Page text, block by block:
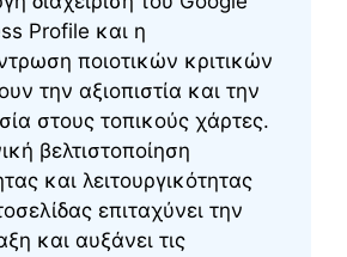
Profile και η
ποιοτικών κριτικών
την αξιοπιστία και την
στους τοπικούς χάρτες.
βελτιστοποίηση
και λειτουργικότητας
επιταχύνει την
και αυξάνει τις